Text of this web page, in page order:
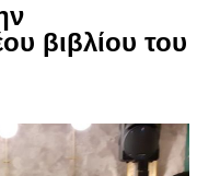
βιβλίου του